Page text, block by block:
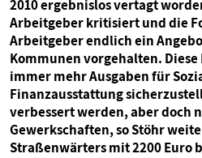
PUBLIKATIONEN
TERMINE &
MITGLIEDSCHAFT &
2010 ergebnislos vertagt
Arbeitgeber kritisiert und die
Arbeitgeber endlich ein
Kommunen vorgehalten.
immer mehr Ausgaben für
Finanzausstattung
verbessert werden, aber doch
Gewerkschaften, so Stöhr
Straßenwärters mit 2200 Euro